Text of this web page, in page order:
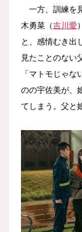
一方、訓練を
木勇菜（吉川愛
と、感情むき出
見たことのない
「マトモじゃ
のの宇佐美が、
てしまう。父と